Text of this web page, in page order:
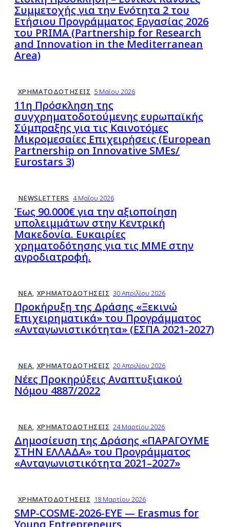
Συμμετοχής για την Ενότητα 2 του
Ετήσιου Προγράμματος Εργασίας 2026
του PRIMA (Partnership for Research
and Innovation in the Mediterranean
Area)
ΧΡΗΜΑΤΟΔΟΤΉΣΕΙΣ 5 Μαΐου 2026
11η Πρόσκληση της
συγχρηματοδοτούμενης ευρωπαϊκής
Σύμπραξης για τις Καινοτόμες
Μικρομεσαίες Επιχειρήσεις (European
Partnership on Innovative SMEs/
Eurostars 3)
NEWSLETTERS 4 Μαΐου 2026
Έως 90.000€ για την αξιοποίηση
υπολειμμάτων στην Κεντρική
Μακεδονία. Ευκαιρίες
χρηματοδότησης για τις ΜΜΕ στην
αγροδιατροφή.
ΝΈΑ, ΧΡΗΜΑΤΟΔΟΤΉΣΕΙΣ 30 Απριλίου 2026
Προκήρυξη της Δράσης «Ξεκινώ
Επιχειρηματικά» του Προγράμματος
«Ανταγωνιστικότητα» (ΕΣΠΑ 2021-2027)
ΝΈΑ, ΧΡΗΜΑΤΟΔΟΤΉΣΕΙΣ 20 Απριλίου 2026
Νέες Προκηρύξεις Αναπτυξιακού
Νόμου 4887/2022
ΝΈΑ, ΧΡΗΜΑΤΟΔΟΤΉΣΕΙΣ 24 Μαρτίου 2026
Δημοσίευση της Δράσης «ΠΑΡΑΓΟΥΜΕ
ΣΤΗΝ ΕΛΛΑΔΑ» του Προγράμματος
«Ανταγωνιστικότητα 2021–2027»
ΧΡΗΜΑΤΟΔΟΤΉΣΕΙΣ 18 Μαρτίου 2026
SMP-COSME-2026-EYE — Erasmus for